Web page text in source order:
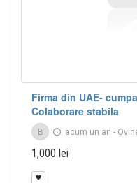
Firma din UAE-
Colaborare stabila
B acum un an -
1,000 lei